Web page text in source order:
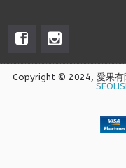
Copyright © 2024, 愛果